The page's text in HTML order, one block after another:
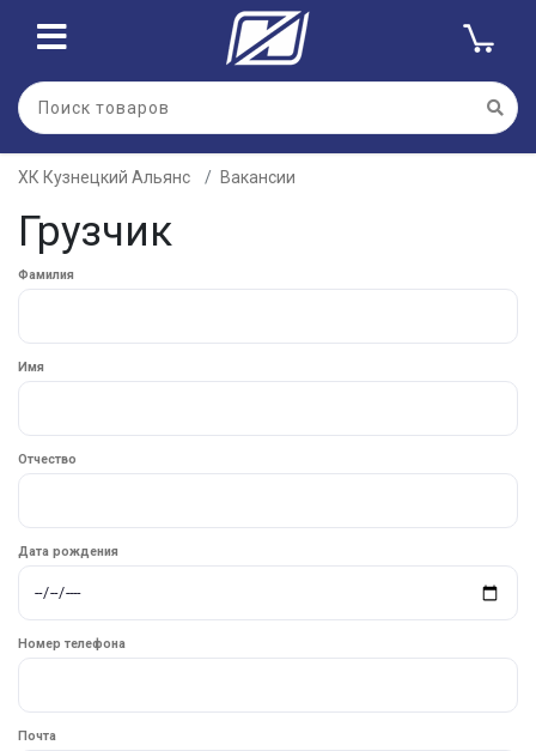
ХК Кузнецкий Альянс Вакансии
Грузчик
Фамилия
Имя
Отчество
Дата рождения
Номер телефона
Почта